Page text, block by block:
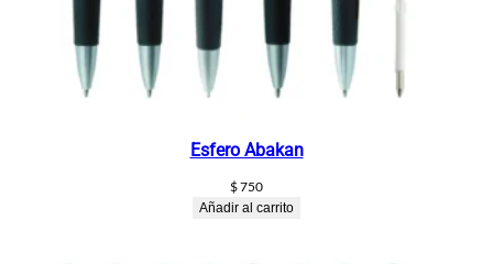
Esfero Abakan
$750
Añadir al carrito